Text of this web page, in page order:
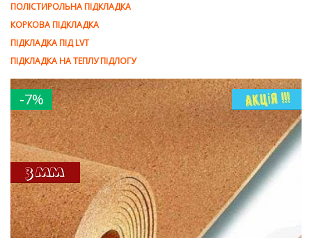
ПОЛІСТИРОЛЬНА ПІДКЛАДКА
КОРКОВА ПІДКЛАДКА
ПІДКЛАДКА ПІД LVT
ПІДКЛАДКА НА ТЕПЛУ ПІДЛОГУ
-7%